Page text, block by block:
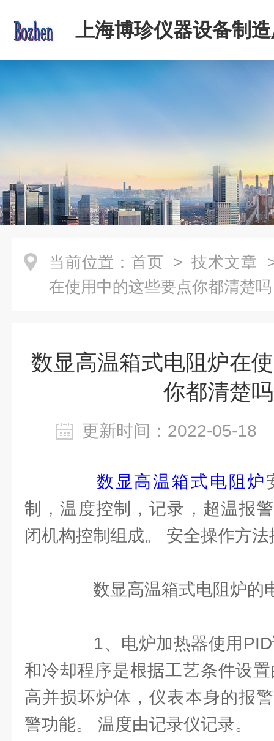
上海博珍仪器设备制
当前位置： 首页 > 技术文章
在使用中的这些要点你都清楚
数显高温箱式电阻炉在
你都清楚
更新时间：2022-05-
数显高温箱式电阻炉
制，温度控制，记录，超温报
闭机构控制组成。 安全操作方
数显高温箱式电阻炉的
1、电炉加热器使用PID
和冷却程序是根据工艺条件设
高并损坏炉体，仪表本身的报
警功能。 温度由记录仪记录。